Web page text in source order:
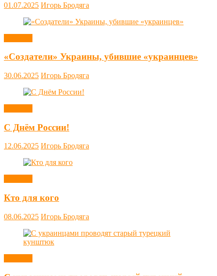
01.07.2025 Игорь Бродяга
«Создатели» Украины, убившие «украинцев»
30.06.2025 Игорь Бродяга
С Днём России!
12.06.2025 Игорь Бродяга
Кто для кого
08.06.2025 Игорь Бродяга